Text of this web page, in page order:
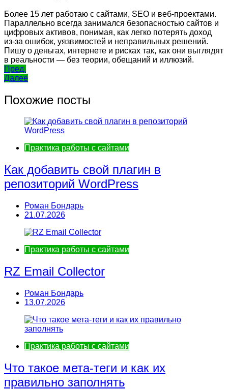
Более 15 лет работаю с сайтами, SEO и веб-проектами.
Параллельно всегда занимался безопасностью сайтов и
цифровых активов, понимая, как легко потерять доход
из-за ошибок, уязвимостей и неправильных решений.
Пишу о деньгах, интернете и рисках так, как они выглядят
в реальности — без теории, обещаний и иллюзий.
Навигация
по
записям
Пред.
Далее
Похожие посты
Практика работы с сайтами
Как добавить свой плагин в
репозиторий WordPress
Роман Бондарь
21.07.2026
Практика работы с сайтами
RZ Email Collector
Роман Бондарь
13.07.2026
Практика работы с сайтами
Что такое мета-теги и как их
правильно заполнять